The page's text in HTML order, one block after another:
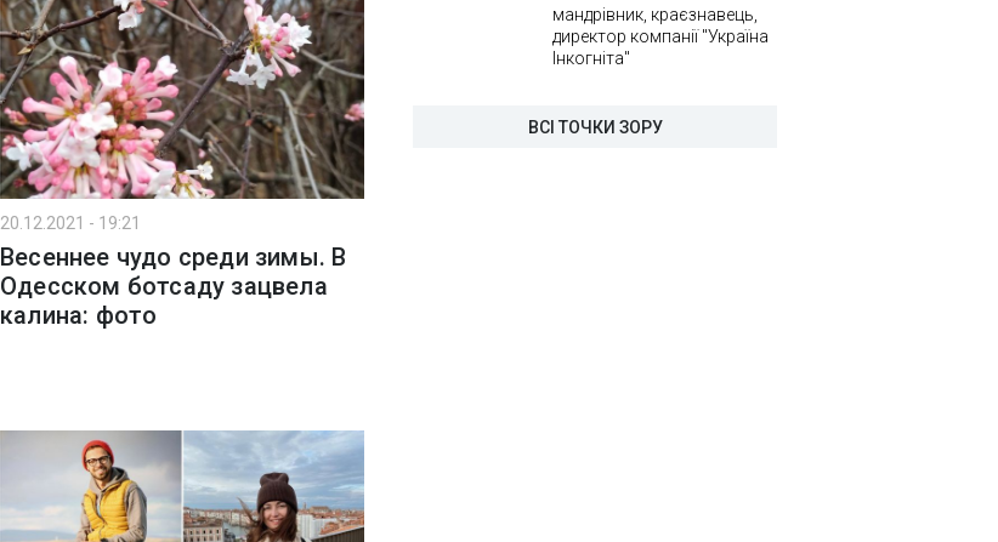
20.12.2021 - 19:21
Весеннее чудо среди зимы. В
Одесском ботсаду зацвела
калина: фото
мандрівник, краєзнавець,
директор компанії "Україна
Інкогніта"
ВСІ ТОЧКИ ЗОРУ